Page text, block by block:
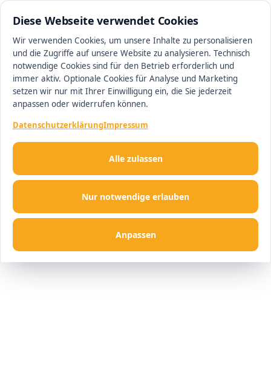
Diese Webseite verwendet Cookies
Wir verwenden Cookies, um unsere Inhalte zu personalisieren
und die Zugriffe auf unsere Website zu analysieren. Technisch
notwendige Cookies sind für den Betrieb erforderlich und
immer aktiv. Optionale Cookies für Analyse und Marketing
setzen wir nur mit Ihrer Einwilligung ein, die Sie jederzeit
anpassen oder widerrufen können.
DatenschutzerklärungImpressum
Nur notwendige erlauben
Anpassen
Alle zulassen